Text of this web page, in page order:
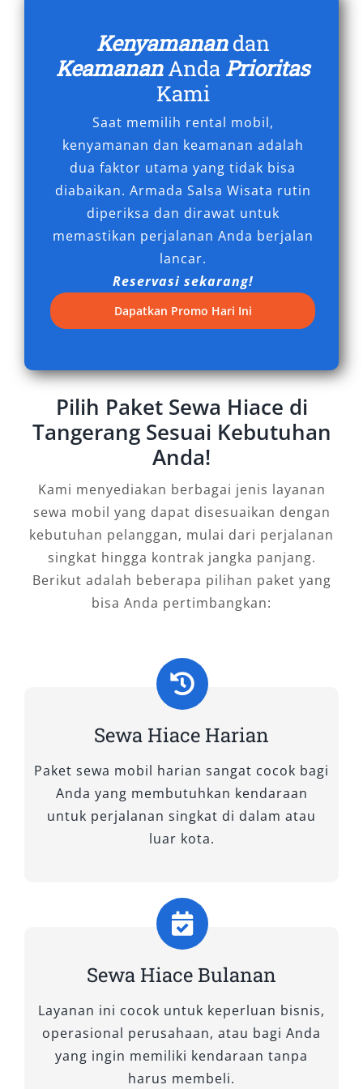
Tangerang yang bersaing tanpa mengurangi
kualitas layanan. Transaksi yang transparan,
fasilitas lengkap, serta dukungan pelanggan
yang responsif memastikan Anda mendapatkan
pengalaman sewa kendaraan terbaik.
Dengan tingginya kebutuhan transportasi di
kawasan urban seperti Tangerang, tidak
mengherankan jika permintaan terhadap sewa
mobil Hiace Tangerang terus meningkat. Faktor
kenyamanan, daya tampung besar, efisiensi
biaya, dan pelayanan profesional menjadi
alasan utama mengapa Hiace dipilih sebagai
kendaraan andalan untuk berbagai aktivitas
Bagi Anda yang membutuhkan solusi
transportasi berkelas untuk kegiatan bersama
keluarga, komunitas, atau tim perusahaan,
rental mobil Hiace Tangerang di Salsa Wisata
adalah pilihan bijak. Pesan sekarang dan
rasakan kemudahan serta kenyamanan yang
sesungguhnya dalam setiap perjalanan Anda.
Tipe Mobil Hiace yang Kami
Sewakan
akan kendaraan berkapasitas besar yang tetap
mengedepankan kenyamanan dan efisiensi
menjadi sangat penting, terutama untuk
perjalanan bersama rombongan. Di Salsa
dan menghadirkan pilihan rental mobil Hiace
berkualitas tinggi. Setiap unit yang kami
sewakan telah melalui proses perawatan
berkala, siap digunakan untuk berbagai
stasiun. Berikut adalah tipe mobil Hiace yang
1. HiAce Premio
HiAce Premio adalah varian yang dirancang
dengan tampilan lebih elegan dan fitur kabin
modern. Mobil ini mampu menampung hingga
Kenyamanandan
KeamananAnda Prioritas
Kami
Saat memilih rental mobil,
kenyamanan dan keamanan adalah
dua faktor utama yang tidak bisa
diabaikan. Armada Salsa Wisata rutin
diperiksa dan dirawat untuk
memastikan perjalanan Anda berjalan
lancar.
Reservasi sekarang!
Dapatkan Promo Hari Ini
Pilih Paket Sewa Hiace di
Tangerang Sesuai Kebutuhan
Anda!
Kami menyediakan berbagai jenis layanan
sewa mobil yang dapat disesuaikan dengan
kebutuhan pelanggan, mulai dari perjalanan
singkat hingga kontrak jangka panjang.
Berikut adalah beberapa pilihan paket yang
bisa Anda pertimbangkan:
Sewa Hiace Harian
Paket sewa mobil harian sangat cocok bagi
Anda yang membutuhkan kendaraan
untuk perjalanan singkat di dalam atau
luar kota.
Sewa Hiace Bulanan
Layanan ini cocok untuk keperluan bisnis,
operasional perusahaan, atau bagi Anda
yang ingin memiliki kendaraan tanpa
harus membeli.